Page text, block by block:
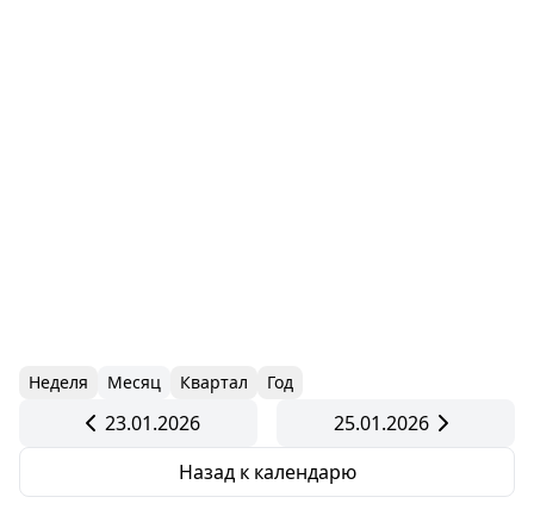
Неделя Месяц Квартал Год
23.01.2026
25.01.2026
Назад к календарю